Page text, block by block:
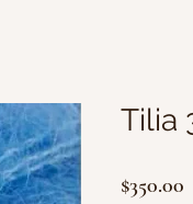
Tilia
$350.00